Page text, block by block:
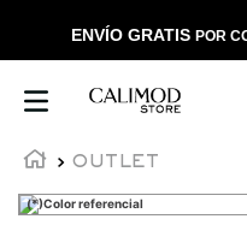
ENVÍO GRATIS POR
OUTLET
(*)Color referencial